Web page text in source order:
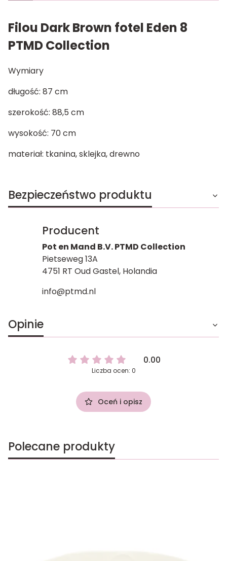
Filou Dark Brown fotel Eden 8
PTMD Collection
Wymiary
długość: 87 cm
szerokość: 88,5 cm
wysokość: 70 cm
materiał: tkanina, sklejka, drewno
Bezpieczeństwo produktu
Producent
Pot en Mand B.V. PTMD Collection
Pietseweg 13A
4751 RT Oud Gastel, Holandia
info@ptmd.nl
Opinie
0.00
Liczba ocen: 0
Oceń i opisz
Polecane produkty